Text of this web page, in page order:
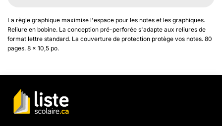
La règle graphique maximise l'espace pour les notes et les graphiques.
Reliure en bobine. La conception pré-perforée s'adapte aux reliures de
format lettre standard. La couverture de protection protège vos notes. 80
pages. 8 x 10,5 po.